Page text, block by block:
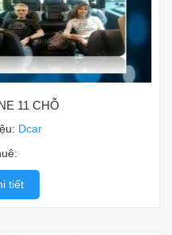
11 CHỖ
Dcar
tiết